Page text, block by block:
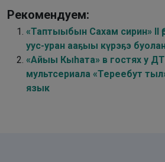
Рекомендуем:
«Таптыыбын Сахам сирин» II
уус-уран ааҕыы күрэҕэ
«Айыы Кыhата» в гостях у
мультсериала «Тереебут
язык